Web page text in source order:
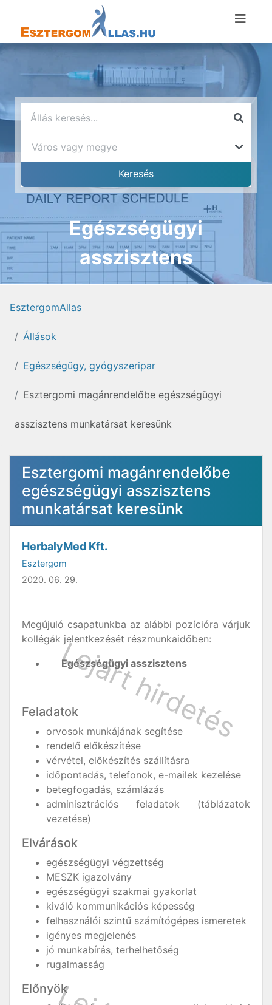
Egészségügyi
asszisztens
EsztergomAllas
Állások
Egészségügy, gyógyszeripar
Esztergomi magánrendelőbe egészségügyi
asszisztens munkatársat keresünk
Esztergomi magánrendelőbe
egészségügyi asszisztens
munkatársat keresünk
HerbalyMed Kft.
Esztergom
2020. 06. 29.
Megújuló csapatunkba az alábbi pozícióra várjuk
kollégák jelentkezését részmunkaidőben:
Egészségügyi asszisztens
Feladatok
orvosok munkájának segítése
rendelő előkészítése
vérvétel, előkészítés szállításra
időpontadás, telefonok, e-mailek kezelése
betegfogadás, számlázás
adminisztrációs feladatok (táblázatok
vezetése)
Elvárások
egészségügyi végzettség
MESZK igazolvány
egészségügyi szakmai gyakorlat
kiváló kommunikációs képesség
felhasználói szintű számítógépes ismeretek
igényes megjelenés
jó munkabírás, terhelhetőség
rugalmasság
Előnyök